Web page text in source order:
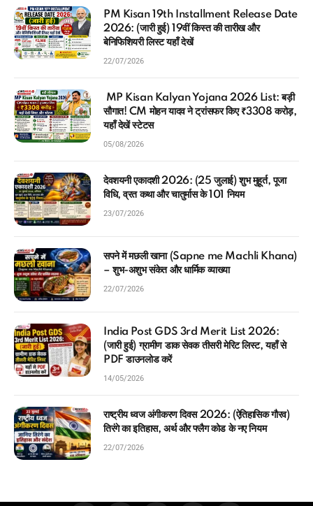
PM Kisan 19th Installment Release Date
2026: (जारी हुई) 19वीं किस्त की तारीख और
बेनिफिशियरी लिस्ट यहाँ देखें
22/07/2026
MP Kisan Kalyan Yojana 2026 List: बड़ी
सौगात! CM मोहन यादव ने ट्रांसफर किए ₹3308 करोड़,
यहाँ देखें स्टेटस
05/08/2026
देवशयनी एकादशी 2026: (25 जुलाई) शुभ मुहूर्त, पूजा
विधि, व्रत कथा और चातुर्मास के 101 नियम
23/07/2026
सपने में मछली खाना (Sapne me Machli Khana)
– शुभ-अशुभ संकेत और धार्मिक व्याख्या
22/07/2026
India Post GDS 3rd Merit List 2026:
(जारी हुई) ग्रामीण डाक सेवक तीसरी मेरिट लिस्ट, यहाँ से
PDF डाउनलोड करें
14/05/2026
राष्ट्रीय ध्वज अंगीकरण दिवस 2026: (ऐतिहासिक गौरव)
तिरंगे का इतिहास, अर्थ और फ्लैग कोड के नए नियम
22/07/2026